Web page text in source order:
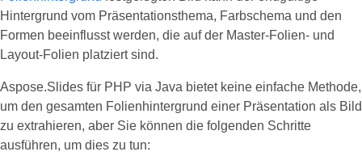
Hintergrund vom Präsentationsthema, Farbschema und den
Formen beeinflusst werden, die auf der Master‑Folien‑ und
Layout‑Folien platziert sind.
Aspose.Slides für PHP via Java bietet keine einfache Methode,
um den gesamten Folienhintergrund einer Präsentation als Bild
zu extrahieren, aber Sie können die folgenden Schritte
ausführen, um dies zu tun: